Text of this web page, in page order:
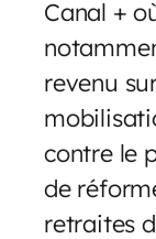
Canal +
revenu
contre le
de
retraites